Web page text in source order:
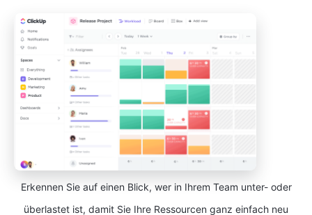
Erkennen Sie auf einen Blick, wer in Ihrem Team unter- oder
überlastet ist, damit Sie Ihre Ressourcen ganz einfach neu